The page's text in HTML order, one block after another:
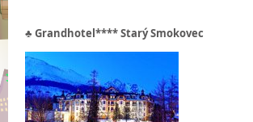
♣Grandhotel**** Starý Smokovec